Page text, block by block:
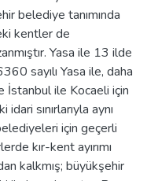
belediye tanımında
kentler de
Yasa ile 13 ilde
sayılı Yasa ile, daha
İstanbul ile Kocaeli için
sınırlarıyla aynı
için geçerli
kır-kent ayırımı
kalkmış; büyükşehir